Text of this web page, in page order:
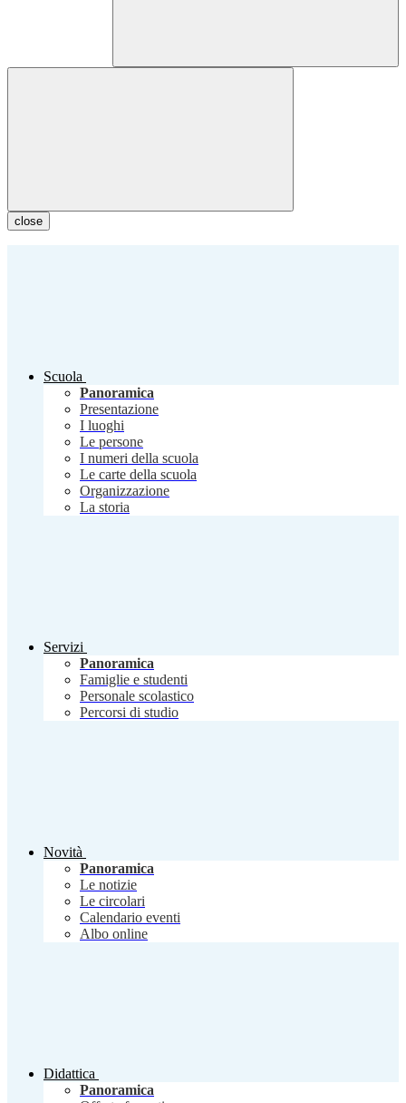
close
Scuola
Panoramica
Presentazione
I luoghi
Le persone
I numeri della scuola
Le carte della scuola
Organizzazione
La storia
Servizi
Panoramica
Famiglie e studenti
Personale scolastico
Percorsi di studio
Novità
Panoramica
Le notizie
Le circolari
Calendario eventi
Albo online
Didattica
Panoramica